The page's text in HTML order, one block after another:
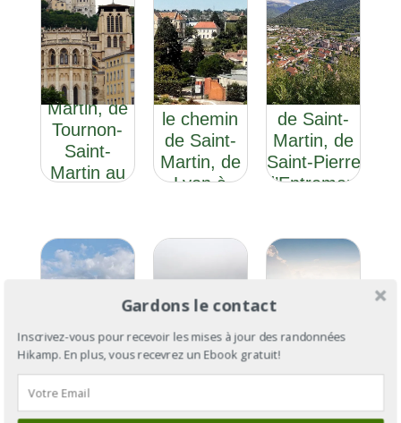
Via Sancti
Martini : le
chemin de
Saint
Martin, de
Tournon-
Saint-
Martin au
Saint-
Bernard
Via Sancti
Martini
Section 4 :
le chemin
de Saint-
Martin, de
Lyon à
Via Sancti
Martini
Section 5 :
le chemin
de Saint-
Martin, de
Saint-Pierre
d’Entremont
Maurice
Le Chemin
d’Assise
d’Assise
Chemin
Gardons le contact
Inscrivez-vous pour recevoir les mises à jour des randonnées
Hikamp. En plus, vous recevrez un Ebook gratuit!